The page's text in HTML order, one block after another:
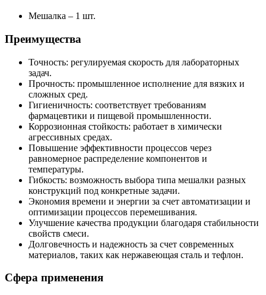
Мешалка – 1 шт.
Преимущества
Точность: регулируемая скорость для лабораторных
задач.
Прочность: промышленное исполнение для вязких и
сложных сред.
Гигиеничность: соответствует требованиям
фармацевтики и пищевой промышленности.
Коррозионная стойкость: работает в химически
агрессивных средах.
Повышение эффективности процессов через
равномерное распределение компонентов и
температуры.
Гибкость: возможность выбора типа мешалки разных
конструкций под конкретные задачи.
Экономия времени и энергии за счет автоматизации и
оптимизации процессов перемешивания.
Улучшение качества продукции благодаря стабильности
свойств смеси.
Долговечность и надежность за счет современных
материалов, таких как нержавеющая сталь и тефлон.
Сфера применения